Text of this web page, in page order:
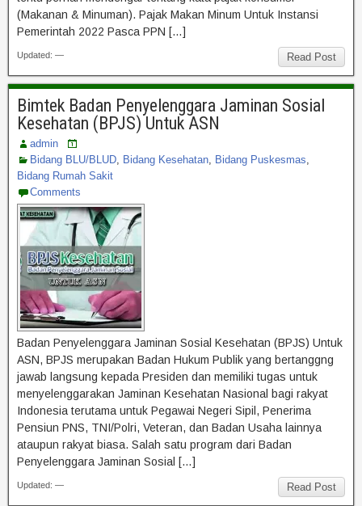
(Makanan & Minuman). Pajak Makan Minum Untuk Instansi
Pemerintah 2022 Pasca PPN […]
Read Post
Updated: —
Bimtek Badan Penyelenggara Jaminan Sosial
Kesehatan (BPJS) Untuk ASN
admin
Bidang BLU/BLUD Bidang Kesehatan Bidang Puskesmas
Bidang Rumah Sakit
Comments
Badan Penyelenggara Jaminan Sosial Kesehatan (BPJS) Untuk
ASN, BPJS merupakan Badan Hukum Publik yang bertanggng
jawab langsung kepada Presiden dan memiliki tugas untuk
menyelenggarakan Jaminan Kesehatan Nasional bagi rakyat
Indonesia terutama untuk Pegawai Negeri Sipil, Penerima
Pensiun PNS, TNI/Polri, Veteran, dan Badan Usaha lainnya
ataupun rakyat biasa. Salah satu program dari Badan
Penyelenggara Jaminan Sosial […]
Read Post
Updated: —